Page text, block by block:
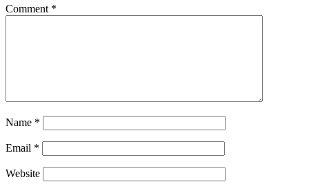
Comment *
Name *
Email *
Website